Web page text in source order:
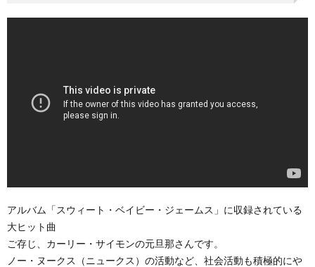
アルバム「スウィート・ベイビー・ジェームス」に収録されている
大ヒット曲
ご存じ、カーリー・サイモンの元旦那さんです。
ノー・ヌークス（ニュークス）の活動など、社会活動も積極的にや